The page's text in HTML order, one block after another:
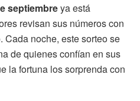
septiembreya está
revisan sus números con
Cada noche, este sorteo se
de quienes confían en sus
la fortuna los sorprenda con